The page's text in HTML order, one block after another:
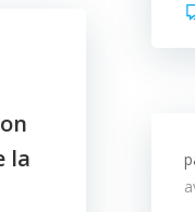
la